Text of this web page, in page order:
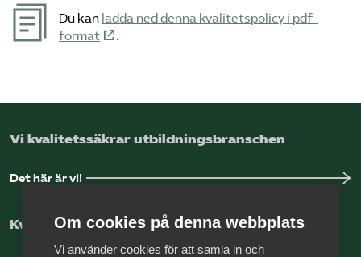
Du kan ladda ned denna kvalitetspolicy i pdf-
format
.
Vi kvalitetssäkrar utbildningsbranschen
Det här är vi!
Kvalitetssäkring med vår auktorisation
Om cookies på denna webbplats
Vi använder cookies för att samla in och